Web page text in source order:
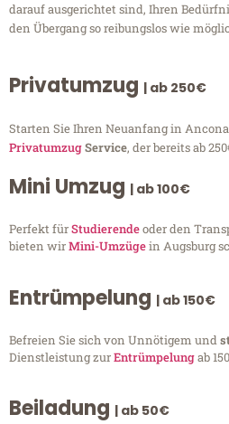
darauf ausgerichtet sind, Ihren
den Übergang so reibungslos wie
Privatumzug | ab 250€
Starten Sie Ihren Neuanfang in
PrivatumzugService, der bereits ab
Mini Umzug | ab 100€
Perfekt fürStudierendeoder den
bieten wirMini-Umzügein Augsburg
Entrümpelung | ab 150€
Befreien Sie sich von Unnötigem und
Dienstleistung zurEntrümpelungab
Beiladung | ab 50€